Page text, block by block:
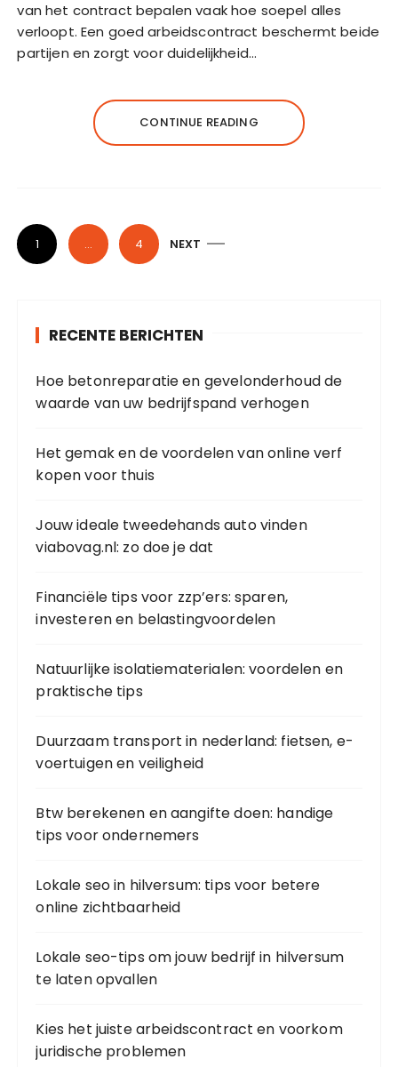
van het contract bepalen vaak hoe soepel alles
verloopt. Een goed arbeidscontract beschermt beide
partijen en zorgt voor duidelijkheid…
CONTINUE READING
P
o
1 … 4 NEXT
RECENTE BERICHTEN
Hoe betonreparatie en gevelonderhoud de
waarde van uw bedrijfspand verhogen
Het gemak en de voordelen van online verf
kopen voor thuis
Jouw ideale tweedehands auto vinden
viabovag.nl: zo doe je dat
Financiële tips voor zzp’ers: sparen,
investeren en belastingvoordelen
Natuurlijke isolatiematerialen: voordelen en
praktische tips
Duurzaam transport in nederland: fietsen, e-
voertuigen en veiligheid
Btw berekenen en aangifte doen: handige
tips voor ondernemers
Lokale seo in hilversum: tips voor betere
online zichtbaarheid
Lokale seo-tips om jouw bedrijf in hilversum
te laten opvallen
Kies het juiste arbeidscontract en voorkom
juridische problemen